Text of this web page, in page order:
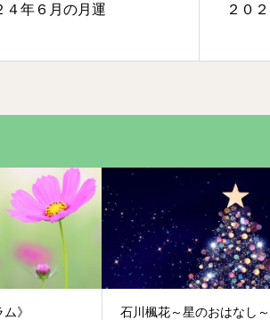
４年６月の月運 ２０
》
石川楓花～星のおはなし～